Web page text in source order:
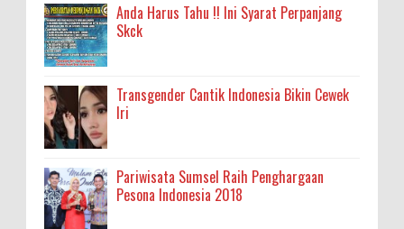
Anda Harus Tahu !! Ini Syarat Perpanjang
Skck
Transgender Cantik Indonesia Bikin Cewek
Iri
Pariwisata Sumsel Raih Penghargaan
Pesona Indonesia 2018